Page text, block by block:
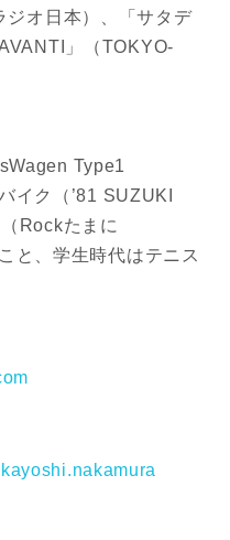
ジオ日本）、「サタデ
」（TOKYO-
Type1
イク（’81 SUZUKI
Rockたまに
と、学生時代はテニス